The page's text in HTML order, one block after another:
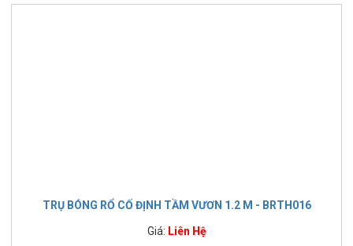
TRỤ BÓNG RỔ CỐ ĐỊNH TẦM VƯƠN 1.2 M - BRTH016
Giá: Liên Hệ